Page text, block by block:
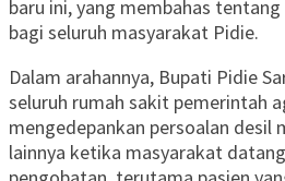
baru ini, yang membahas
bagi seluruh masyarakat Pidie.
Dalam arahannya, Bupati Pidie
seluruh rumah sakit pemerintah
mengedepankan persoalan desil
lainnya ketika masyarakat